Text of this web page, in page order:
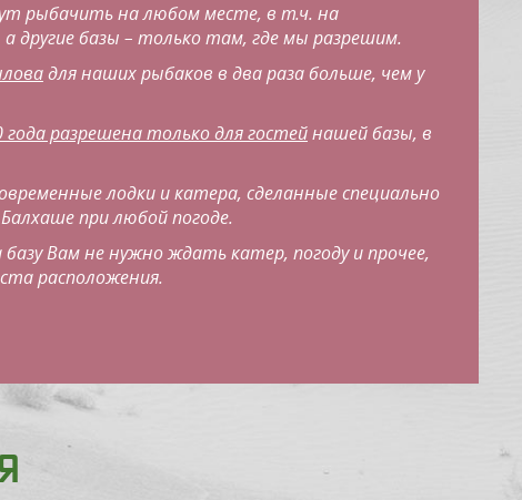
рыбачить на любом месте, в т.ч. на
другие базы – только там, где мы разрешим.
для наших рыбаков в два раза больше, чем у
разрешена только для гостейнашей базы, в
лодки и катера, сделанные специально
при любой погоде.
Вам не нужно ждать катер, погоду и прочее,
расположения.